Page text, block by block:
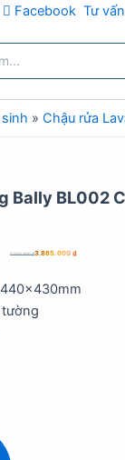
Facebook Tư vấn
» Chậu rửa
Bally BL002
5.550.000₫3.885.000 ₫
tường